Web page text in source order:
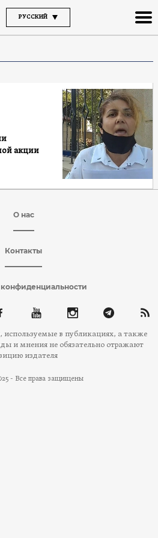
РУССКИЙ
акции
О нас
Контакты
в публикациях, а также
и мнения не обязательно отражают
издателя
- Все права защищены